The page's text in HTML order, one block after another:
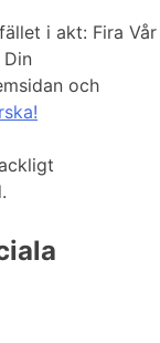
i akt: Fira Vår
och